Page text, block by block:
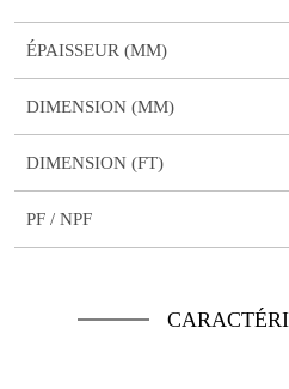
ÉPAISSEUR (MM)
DIMENSION (MM)
DIMENSION (FT)
PF / NPF